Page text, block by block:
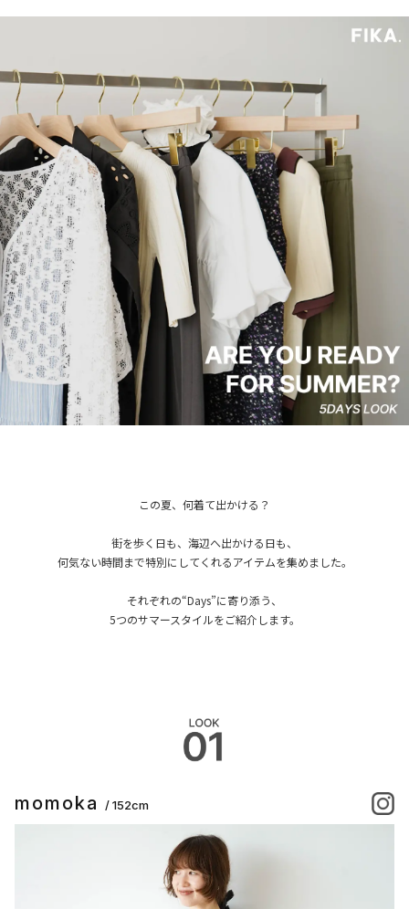
この夏、何着て出かける？
街を歩く日も、海辺へ出かける日も、
何気ない時間まで特別にしてくれるアイテムを集めました。
それぞれの“Days”に寄り添う、
5つのサマースタイルをご紹介します。
momoka / 152cm